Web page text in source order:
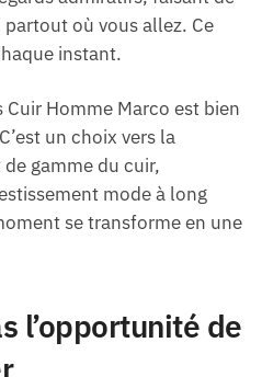
où vous allez. Ce
instant.
Cuir Homme Marco est bien
un choix vers la
gamme du cuir,
mode à long
se transforme en une
l’opportunité de